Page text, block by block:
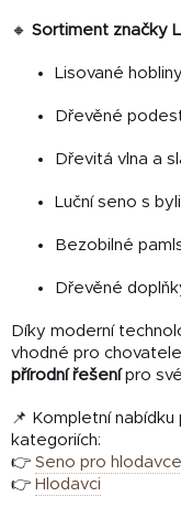
🔸 Sortiment značky
Lisované
Dřevěné
Dřevitá vlna a
Luční seno s
Bezobilné
Dřevěné
Díky moderní
vhodné pro
přírodní řešenípro
📌 Kompletní
kategoriích:
👉 Seno pro hlodavce
👉 Hlodavci